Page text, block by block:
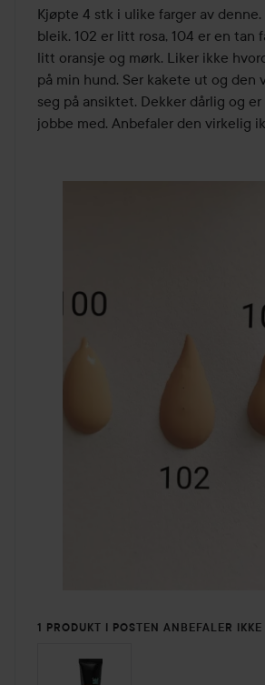
av
5
Kjøpte 4 stk i ulike farger av
bleik. 102 er litt rosa, 104 er en tan
litt oransje og mørk. Liker ikke
på min hund. Ser kakete ut og den
seg på ansiktet. Dekker dårlig og er
jobbe med. Anbefaler den virkelig
1 PRODUKT I POSTEN ANBEFALER IKKE